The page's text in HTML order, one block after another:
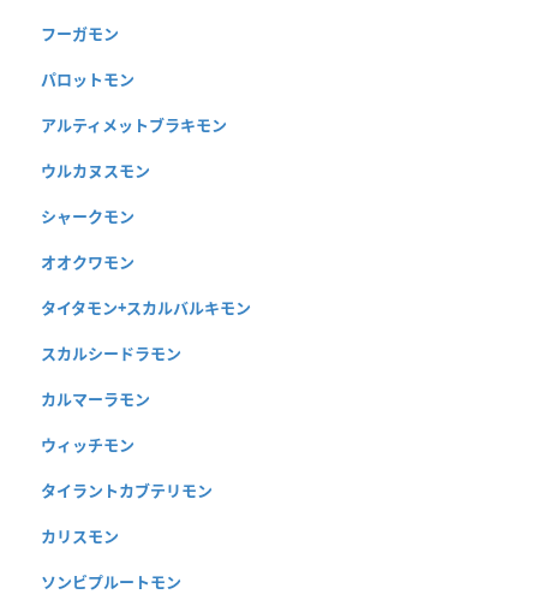
フーガモン
パロットモン
アルティメットブラキモン
ウルカヌスモン
シャークモン
オオクワモン
タイタモン+スカルバルキモン
スカルシードラモン
カルマーラモン
ウィッチモン
タイラントカブテリモン
カリスモン
ソンビプルートモン